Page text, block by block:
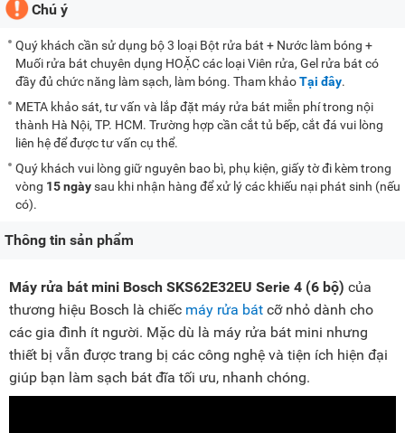
Chú ý
Quý khách cần sử dụng bộ 3 loại Bột rửa bát + Nước làm bóng +
Muối rửa bát chuyên dụng HOẶC các loại Viên rửa, Gel rửa bát có
đầy đủ chức năng làm sạch, làm bóng. Tham khảoTại đây.
META khảo sát, tư vấn và lắp đặt máy rửa bát miễn phí trong nội
thành Hà Nội, TP. HCM. Trường hợp cần cắt tủ bếp, cắt đá vui lòng
liên hệ để được tư vấn cụ thể.
Quý khách vui lòng giữ nguyên bao bì, phụ kiện, giấy tờ đi kèm trong
vòng 15 ngàysau khi nhận hàng để xử lý các khiếu nại phát sinh (nếu
có).
Thông tin sản phẩm
Máy rửa bát mini Bosch SKS62E32EU Serie 4 (6 bộ) của
thương hiệu Bosch là chiếc máy rửa bát cỡ nhỏ dành cho
các gia đình ít người. Mặc dù là máy rửa bát mini nhưng
thiết bị vẫn được trang bị các công nghệ và tiện ích hiện đại
giúp bạn làm sạch bát đĩa tối ưu, nhanh chóng.